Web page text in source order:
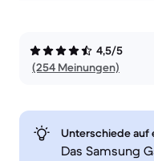
4,5/5
(254 Meinungen)
Unterschiede auf
Das Samsung